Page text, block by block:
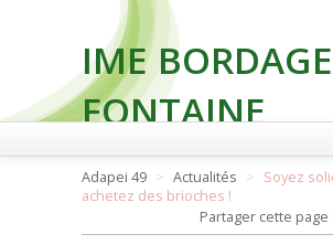
IME BORDAGE
FONTAINE
Adapei 49 Actualités
Soyez
achetez des brioches !
Partager cette page :